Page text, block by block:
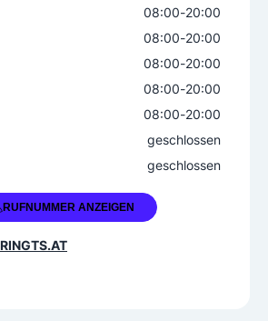
08:00-20:00
08:00-20:00
08:00-20:00
08:00-20:00
08:00-20:00
geschlossen
geschlossen
RUFNUMMER ANZEIGEN